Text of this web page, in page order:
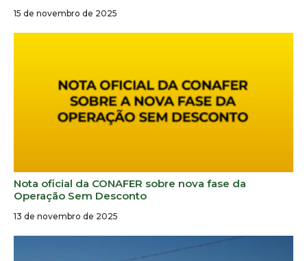
15 de novembro de 2025
Nota oficial da CONAFER sobre nova fase da
Operação Sem Desconto
13 de novembro de 2025